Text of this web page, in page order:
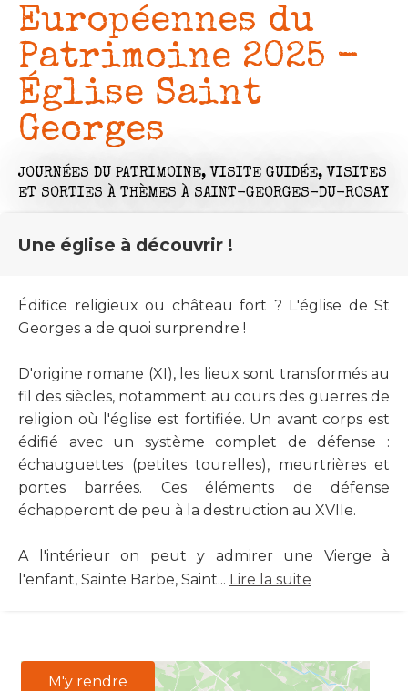
Européennes du
Patrimoine 2025 -
Église Saint
Georges
JOURNÉES DU PATRIMOINE, VISITE GUIDÉE, VISITES
ET SORTIES À THÈMES À SAINT-GEORGES-DU-ROSAY
Une église à découvrir !
Édifice religieux ou château fort ? L'église de St
Georges a de quoi surprendre !
D'origine romane (XI), les lieux sont transformés au
fil des siècles, notamment au cours des guerres de
religion où l'église est fortifiée. Un avant corps est
édifié avec un système complet de défense :
échauguettes (petites tourelles), meurtrières et
portes barrées. Ces éléments de défense
échapperont de peu à la destruction au XVIIe.
A l'intérieur on peut y admirer une Vierge à
l'enfant, Sainte Barbe, Saint... Lire la suite
M'y rendre